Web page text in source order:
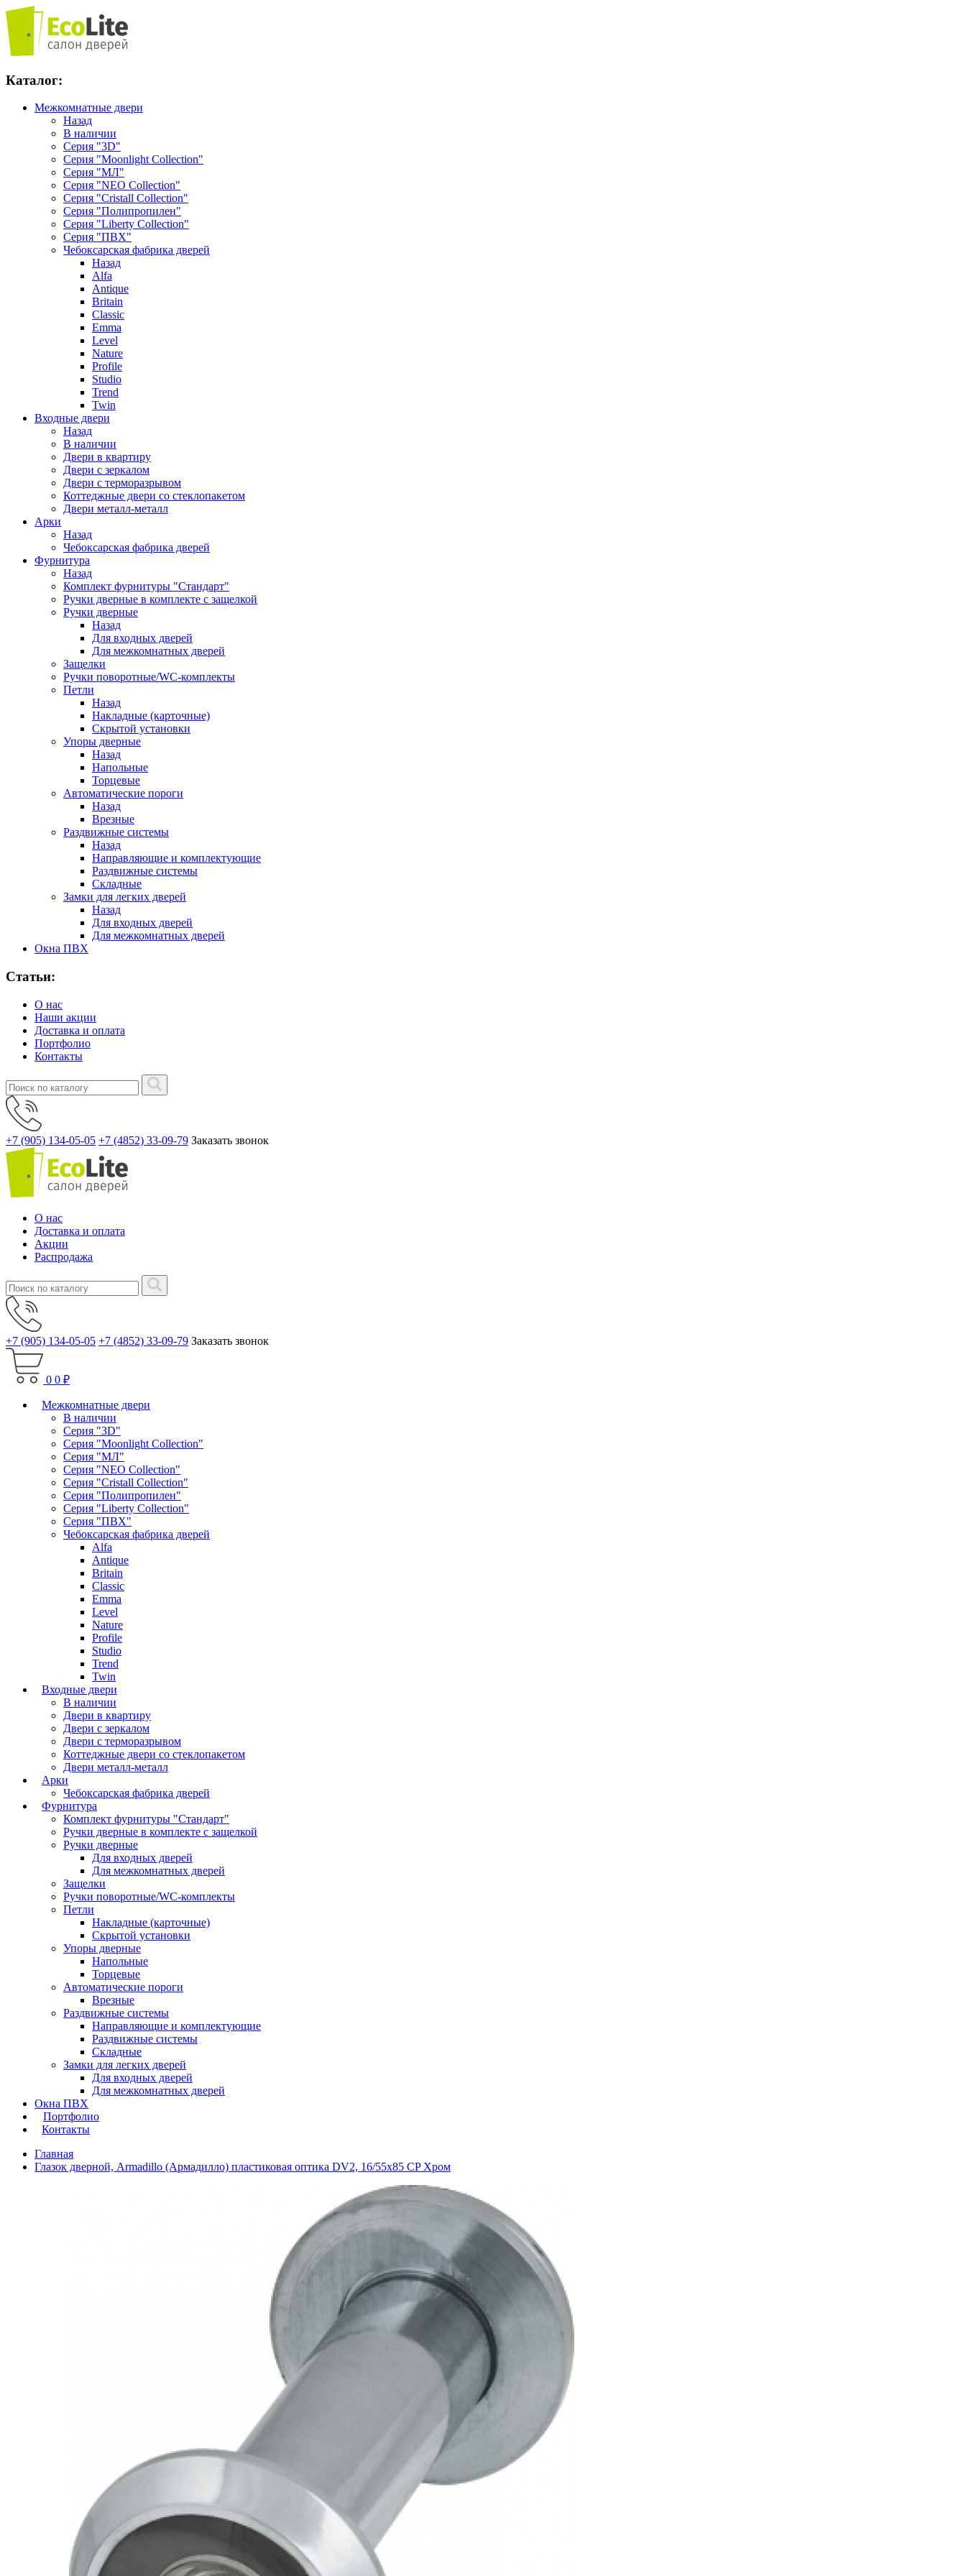
Каталог:
Межкомнатные двери
Назад
В наличии
Серия "3D"
Серия "Moonlight Collection"
Серия "МЛ"
Серия "NEO Collection"
Серия "Cristall Collection"
Серия "Полипропилен"
Серия "Liberty Collection"
Серия "ПВХ"
Чебоксарская фабрика дверей
Назад
Alfa
Antique
Britain
Classic
Emma
Level
Nature
Profile
Studio
Trend
Twin
Входные двери
Назад
В наличии
Двери в квартиру
Двери с зеркалом
Двери с терморазрывом
Коттеджные двери со стеклопакетом
Двери металл-металл
Арки
Назад
Чебоксарская фабрика дверей
Фурнитура
Назад
Комплект фурнитуры "Стандарт"
Ручки дверные в комплекте с защелкой
Ручки дверные
Назад
Для входных дверей
Для межкомнатных дверей
Защелки
Ручки поворотные/WC-комплекты
Петли
Назад
Накладные (карточные)
Скрытой установки
Упоры дверные
Назад
Напольные
Торцевые
Автоматические пороги
Назад
Врезные
Раздвижные системы
Назад
Направляющие и комплектующие
Раздвижные системы
Складные
Замки для легких дверей
Назад
Для входных дверей
Для межкомнатных дверей
Окна ПВХ
Статьи:
О нас
Наши акции
Доставка и оплата
Портфолио
Контакты
+7 (905) 134-05-05 +7 (4852) 33-09-79 Заказать звонок
О нас
Доставка и оплата
Акции
Распродажа
+7 (905) 134-05-05 +7 (4852) 33-09-79 Заказать звонок
0 0 ₽
Межкомнатные двери
В наличии
Серия "3D"
Серия "Moonlight Collection"
Серия "МЛ"
Серия "NEO Collection"
Серия "Cristall Collection"
Серия "Полипропилен"
Серия "Liberty Collection"
Серия "ПВХ"
Чебоксарская фабрика дверей
Alfa
Antique
Britain
Classic
Emma
Level
Nature
Profile
Studio
Trend
Twin
Входные двери
В наличии
Двери в квартиру
Двери с зеркалом
Двери с терморазрывом
Коттеджные двери со стеклопакетом
Двери металл-металл
Арки
Чебоксарская фабрика дверей
Фурнитура
Комплект фурнитуры "Стандарт"
Ручки дверные в комплекте с защелкой
Ручки дверные
Для входных дверей
Для межкомнатных дверей
Защелки
Ручки поворотные/WC-комплекты
Петли
Накладные (карточные)
Скрытой установки
Упоры дверные
Напольные
Торцевые
Автоматические пороги
Врезные
Раздвижные системы
Направляющие и комплектующие
Раздвижные системы
Складные
Замки для легких дверей
Для входных дверей
Для межкомнатных дверей
Окна ПВХ
Портфолио
Контакты
Главная
Глазок дверной, Armadillo (Армадилло) пластиковая оптика DV2, 16/55х85 CP Хром